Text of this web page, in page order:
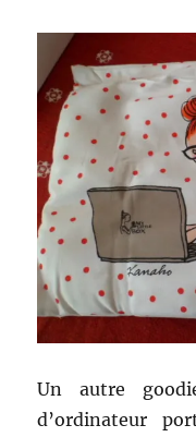
Un autre
d’ordinateur